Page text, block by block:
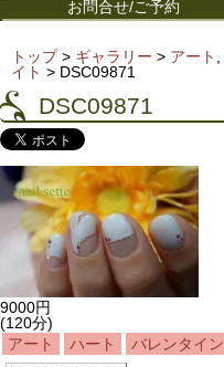
お問合せ/ご予約
トップ> ギャラリー > アート ,
イト > DSC09871
DSC09871
9000円
(120分)
アート
ハート バレンタイン